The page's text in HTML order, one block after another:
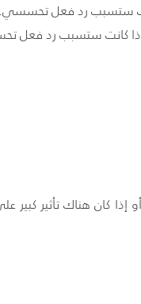
كانت ستسبب رد فعل تحسسي.
إذا كانت ستسبب رد فعل
كان هناك تأثير كبير